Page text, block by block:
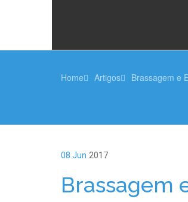
Home Artigos Brassagem e
08 Jun 2017
Brassagem